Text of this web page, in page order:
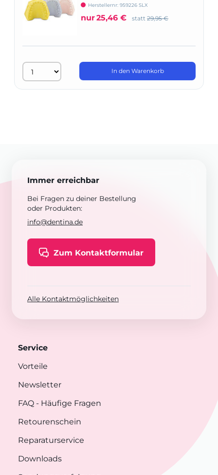
Herstellernr: 959226 SLX
nur25,46 € statt 29,95 €
In den Warenkorb
Immer erreichbar
Bei Fragen zu deiner Bestellung
oder Produkten:
info@dentina.de
Zum Kontaktformular
Alle Kontaktmöglichkeiten
Service
Vorteile
Newsletter
FAQ - Häufige Fragen
Retourenschein
Reparaturservice
Downloads